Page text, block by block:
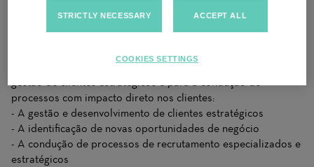
Qual será o teu impacto?
Nesta função, não estarás apenas a gerir processos de
negócio e na consolidação da área, contribuindo para a
gestão de clientes estratégicos e para a condução de
processos com impacto direto nos clientes:
- A gestão e desenvolvimento de clientes estratégicos
- A identificação de novas oportunidades de negócio
- A condução de processos de recrutamento especializados e
estratégicos
STRICTLY NECESSARY ACCEPT ALL
COOKIES SETTINGS